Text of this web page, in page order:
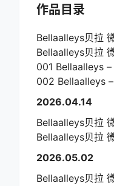
作品目录
Bellaalleys贝拉
Bellaalleys贝拉
001 Bellaalleys
002 Bellaalleys
2026.04.14
Bellaalleys贝拉
Bellaalleys贝拉
2026.05.02
Bellaalleys贝拉